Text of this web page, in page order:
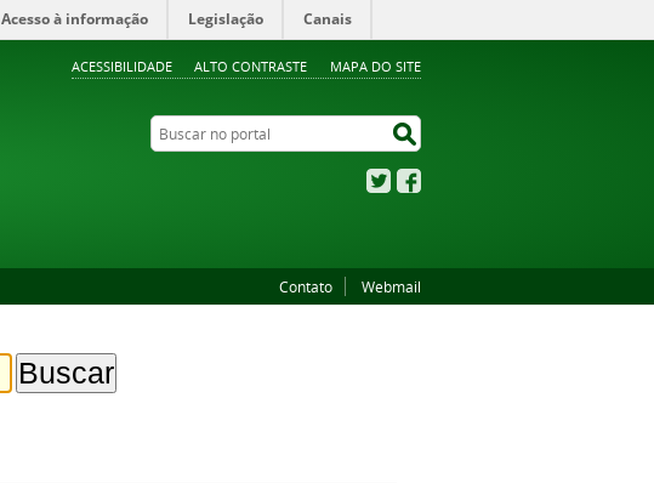
ACESSIBILIDADE ALTO CONTRASTE MAPA DO SITE
Acesso à informação Legislação Canais
Buscar no portal
Twitter
Contato Webmail